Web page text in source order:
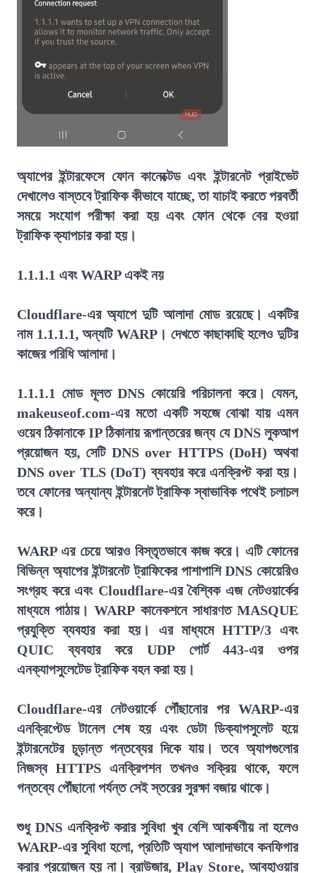
অ্যাপের ইন্টারফেসে ফোন কানেক্টেড এবং ইন্টারনেট প্রাইভেট
দেখালেও বাস্তবে ট্রাফিক কীভাবে যাচ্ছে, তা যাচাই করতে পরবর্তী
সময়ে সংযোগ পরীক্ষা করা হয় এবং ফোন থেকে বের হওয়া
ট্রাফিক ক্যাপচার করা হয়।
1.1.1.1 এবং WARP একই নয়
Cloudflare-এর অ্যাপে দুটি আলাদা মোড রয়েছে। একটির
নাম 1.1.1.1, অন্যটি WARP। দেখতে কাছাকাছি হলেও দুটির
কাজের পরিধি আলাদা।
1.1.1.1 মোড মূলত DNS কোয়েরি পরিচালনা করে। যেমন,
makeuseof.com-এর মতো একটি সহজে বোঝা যায় এমন
ওয়েব ঠিকানাকে IP ঠিকানায় রূপান্তরের জন্য যে DNS লুকআপ
প্রয়োজন হয়, সেটি DNS over HTTPS (DoH) অথবা
DNS over TLS (DoT) ব্যবহার করে এনক্রিপ্ট করা হয়।
তবে ফোনের অন্যান্য ইন্টারনেট ট্রাফিক স্বাভাবিক পথেই চলাচল
করে।
WARP এর চেয়ে আরও বিস্তৃতভাবে কাজ করে। এটি ফোনের
বিভিন্ন অ্যাপের ইন্টারনেট ট্রাফিকের পাশাপাশি DNS কোয়েরিও
সংগ্রহ করে এবং Cloudflare-এর বৈশ্বিক এজ নেটওয়ার্কের
মাধ্যমে পাঠায়। WARP কানেকশনে সাধারণত MASQUE
প্রযুক্তি ব্যবহার করা হয়। এর মাধ্যমে HTTP/3 এবং
QUIC ব্যবহার করে UDP পোর্ট 443-এর ওপর
এনক্যাপসুলেটেড ট্রাফিক বহন করা হয়।
Cloudflare-এর নেটওয়ার্কে পৌঁছানোর পর WARP-এর
এনক্রিপ্টেড টানেল শেষ হয় এবং ডেটা ডিক্যাপসুলেট হয়ে
ইন্টারনেটের চূড়ান্ত গন্তব্যের দিকে যায়। তবে অ্যাপগুলোর
নিজস্ব HTTPS এনক্রিপশন তখনও সক্রিয় থাকে, ফলে
গন্তব্যে পৌঁছানো পর্যন্ত সেই স্তরের সুরক্ষা বজায় থাকে।
শুধু DNS এনক্রিপ্ট করার সুবিধা খুব বেশি আকর্ষণীয় না হলেও
WARP-এর সুবিধা হলো, প্রতিটি অ্যাপ আলাদাভাবে কনফিগার
করার প্রয়োজন হয় না। ব্রাউজার, Play Store, আবহাওয়ার